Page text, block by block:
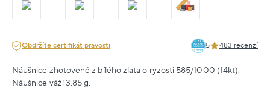
Obdržíte certifikát pravosti 5 483 recenzí
Náušnice zhotovené z bílého zlata o ryzosti 585/1000 (14kt).
Náušnice váží 3.85 g.